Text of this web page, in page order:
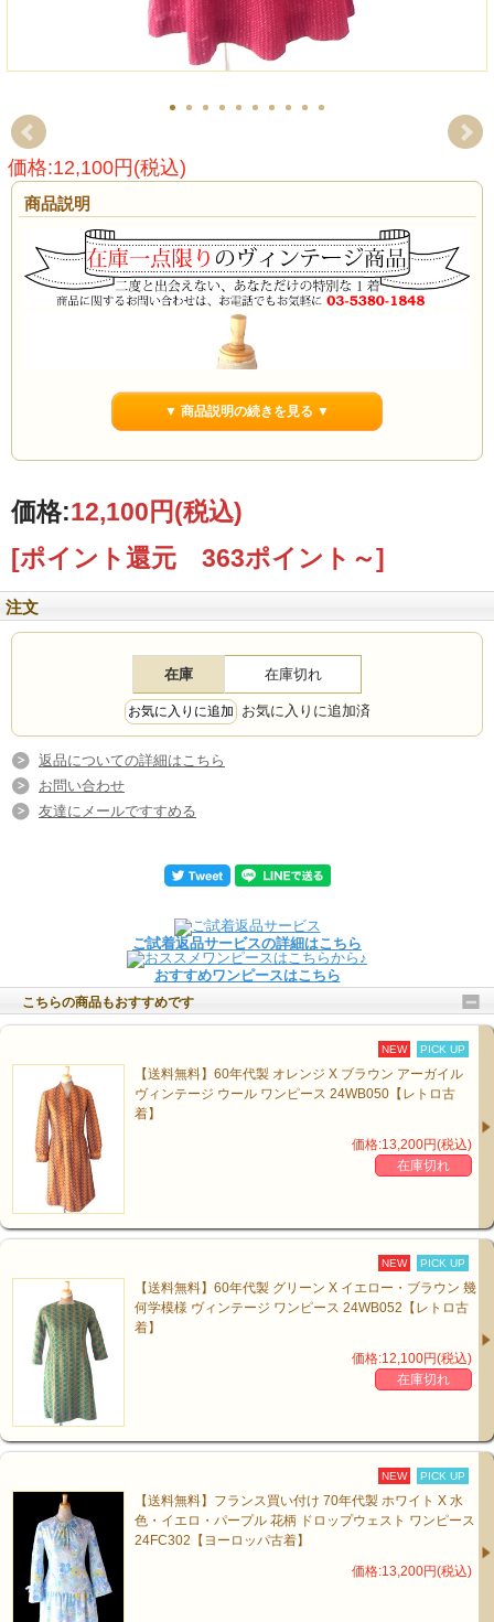
価格:12,100円(税込)
商品説明
▼ 商品説明の続きを見る ▼
価格:12,100円(税込)
[ポイント還元 363ポイント～]
注文
在庫 在庫切れ
お気に入りに追加済
返品についての詳細はこちら
お問い合わせ
友達にメールですすめる
ご試着返品サービスの詳細はこちら
おすすめワンピースはこちら
こちらの商品もおすすめです
NEW PICK UP
【送料無料】60年代製 オレンジ X ブラウン アーガイル
ヴィンテージ ウール ワンピース 24WB050【レトロ古
着】
価格:13,200円(税込)
在庫切れ
NEW PICK UP
【送料無料】60年代製 グリーン X イエロー・ブラウン 幾
何学模様 ヴィンテージ ワンピース 24WB052【レトロ古
着】
価格:12,100円(税込)
在庫切れ
NEW PICK UP
【送料無料】フランス買い付け 70年代製 ホワイト X 水
色・イエロ・パープル 花柄 ドロップウェスト ワンピース
24FC302【ヨーロッパ古着】
価格:13,200円(税込)